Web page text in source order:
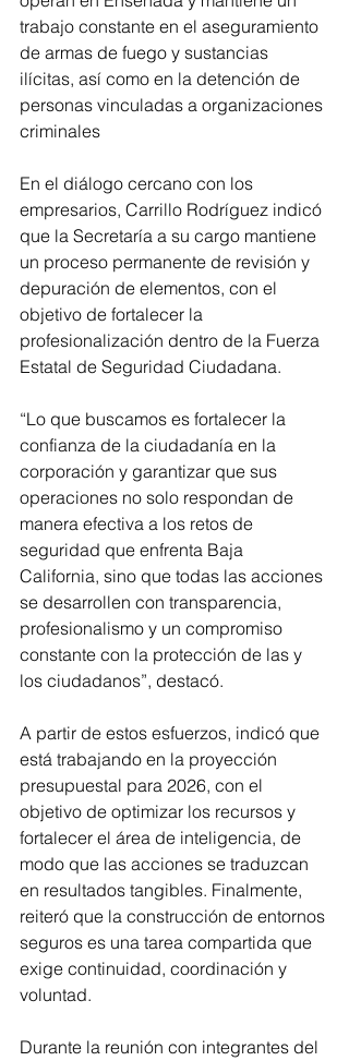
trabajo constante en el aseguramiento
de armas de fuego y sustancias
ilícitas, así como en la detención de
personas vinculadas a organizaciones
criminales
En el diálogo cercano con los
empresarios, Carrillo Rodríguez indicó
que la Secretaría a su cargo mantiene
un proceso permanente de revisión y
depuración de elementos, con el
objetivo de fortalecer la
profesionalización dentro de la Fuerza
Estatal de Seguridad Ciudadana.
“Lo que buscamos es fortalecer la
confianza de la ciudadanía en la
corporación y garantizar que sus
operaciones no solo respondan de
manera efectiva a los retos de
seguridad que enfrenta Baja
California, sino que todas las acciones
se desarrollen con transparencia,
profesionalismo y un compromiso
constante con la protección de las y
los ciudadanos”, destacó.
A partir de estos esfuerzos, indicó que
está trabajando en la proyección
presupuestal para 2026, con el
objetivo de optimizar los recursos y
fortalecer el área de inteligencia, de
modo que las acciones se traduzcan
en resultados tangibles. Finalmente,
reiteró que la construcción de entornos
seguros es una tarea compartida que
exige continuidad, coordinación y
voluntad.
Durante la reunión con integrantes del